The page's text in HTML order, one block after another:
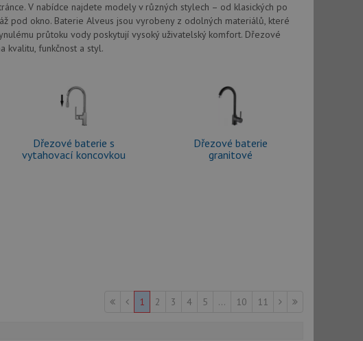
V nabídce najdete modely v různých stylech – od klasických po
pod okno. Baterie Alveus jsou vyrobeny z odolných materiálů, které
průtoku vody poskytují vysoký uživatelský komfort. Dřezové
kvalitu, funkčnost a styl.
Dřezové baterie s
vytahovací koncovkou
Dřezové baterie
granitové
1 2 3 4 5 ... 10 11